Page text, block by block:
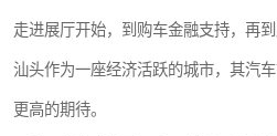
走进展厅开始，到购车金融支持，再
汕头作为一座经济活跃的城市，其汽
更高的期待。